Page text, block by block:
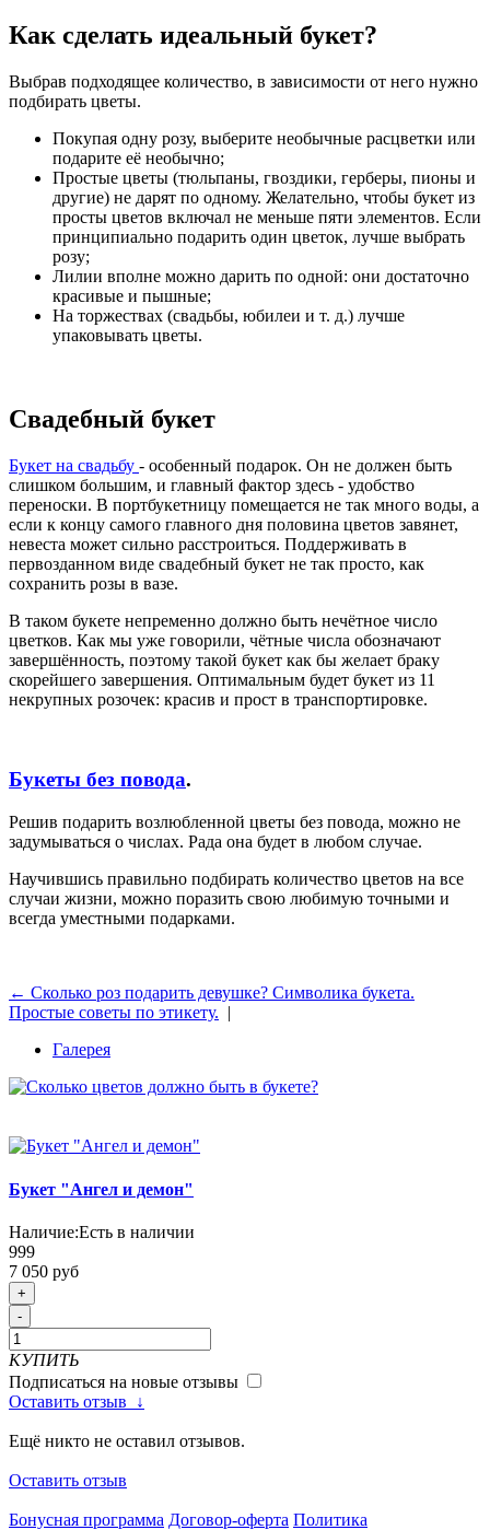
Как сделать идеальный букет?
Выбрав подходящее количество, в зависимости от него нужно
подбирать цветы.
Покупая одну розу, выберите необычные расцветки или
подарите её необычно;
Простые цветы (тюльпаны, гвоздики, герберы, пионы и
другие) не дарят по одному. Желательно, чтобы букет из
просты цветов включал не меньше пяти элементов. Если
принципиально подарить один цветок, лучше выбрать
розу;
Лилии вполне можно дарить по одной: они достаточно
красивые и пышные;
На торжествах (свадьбы, юбилеи и т. д.) лучше
упаковывать цветы.
Свадебный букет
Букет на свадьбу - особенный подарок. Он не должен быть
слишком большим, и главный фактор здесь - удобство
переноски. В портбукетницу помещается не так много воды, а
если к концу самого главного дня половина цветов завянет,
невеста может сильно расстроиться. Поддерживать в
первозданном виде свадебный букет не так просто, как
сохранить розы в вазе.
В таком букете непременно должно быть нечётное число
цветков. Как мы уже говорили, чётные числа обозначают
завершённость, поэтому такой букет как бы желает браку
скорейшего завершения. Оптимальным будет букет из 11
некрупных розочек: красив и прост в транспортировке.
Букеты без повода.
Решив подарить возлюбленной цветы без повода, можно не
задумываться о числах. Рада она будет в любом случае.
Научившись правильно подбирать количество цветов на все
случаи жизни, можно поразить свою любимую точными и
всегда уместными подарками.
← Сколько роз подарить девушке? Символика букета.
Простые советы по этикету. |
Галерея
Букет "Ангел и демон"
Наличие:Есть в наличии
999
7 050 руб
+
-
КУПИТЬ
Подписаться на новые отзывы
Оставить отзыв
↓
Ещё никто не оставил отзывов.
Оставить отзыв
Бонусная программа Договор-оферта Политика